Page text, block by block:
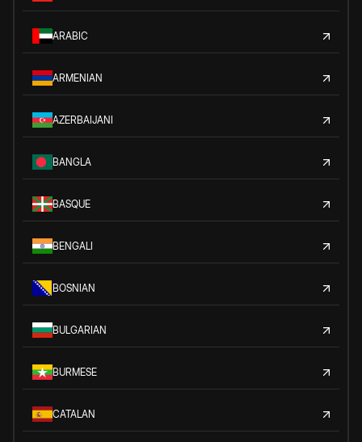
ARABIC
ARMENIAN
AZERBAIJANI
BANGLA
BASQUE
BENGALI
BOSNIAN
BULGARIAN
BURMESE
CATALAN